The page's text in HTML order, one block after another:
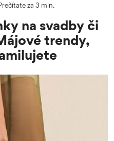
za 3 min.
na svadby či
trendy,